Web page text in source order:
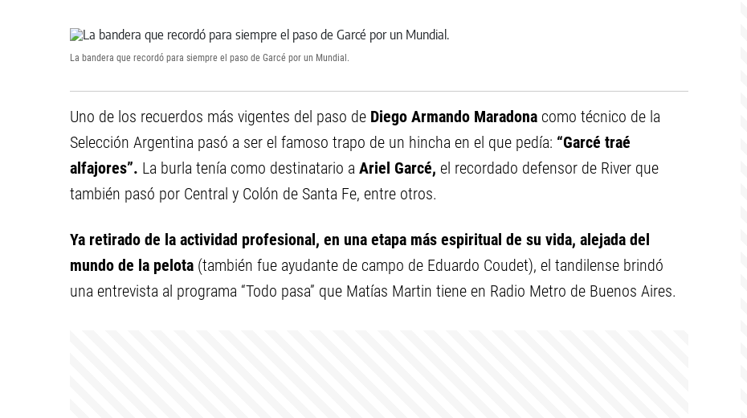
La bandera que recordó para siempre el paso de Garcé por un Mundial.
Uno de los recuerdos más vigentes del paso de Diego Armando Maradona como técnico de la
Selección Argentina pasó a ser el famoso trapo de un hincha en el que pedía: “Garcé traé
alfajores”. La burla tenía como destinatario a Ariel Garcé, el recordado defensor de River que
también pasó por Central y Colón de Santa Fe, entre otros.
Ya retirado de la actividad profesional, en una etapa más espiritual de su vida, alejada del
mundo de la pelota (también fue ayudante de campo de Eduardo Coudet), el tandilense brindó
una entrevista al programa “Todo pasa” que Matías Martin tiene en Radio Metro de Buenos Aires.